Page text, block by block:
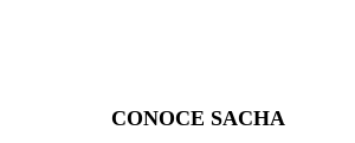
CONOCE SACHA